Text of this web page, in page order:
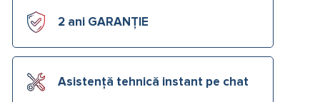
2 ani GARANȚIE
Asistență tehnică instant pe chat